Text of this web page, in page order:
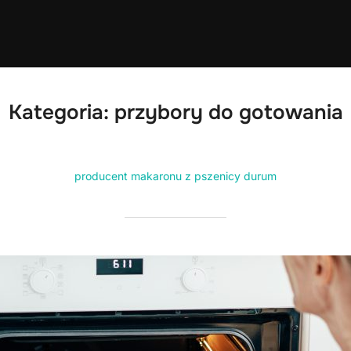
Kategoria: przybory do gotowania
producent makaronu z pszenicy durum